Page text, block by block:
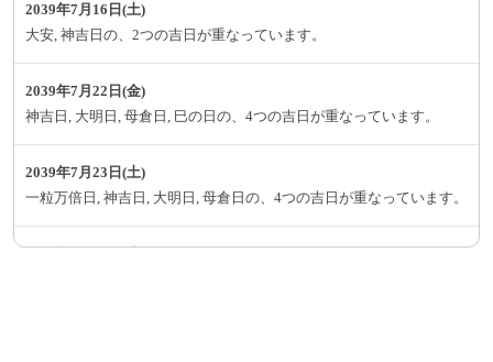
2039年7月16日(土)
大安, 神吉日の、2つの吉日が重なっています。
2039年7月22日(金)
神吉日, 大明日, 母倉日, 巳の日の、4つの吉日が重なっています。
2039年7月23日(土)
一粒万倍日, 神吉日, 大明日, 母倉日の、4つの吉日が重なっています。